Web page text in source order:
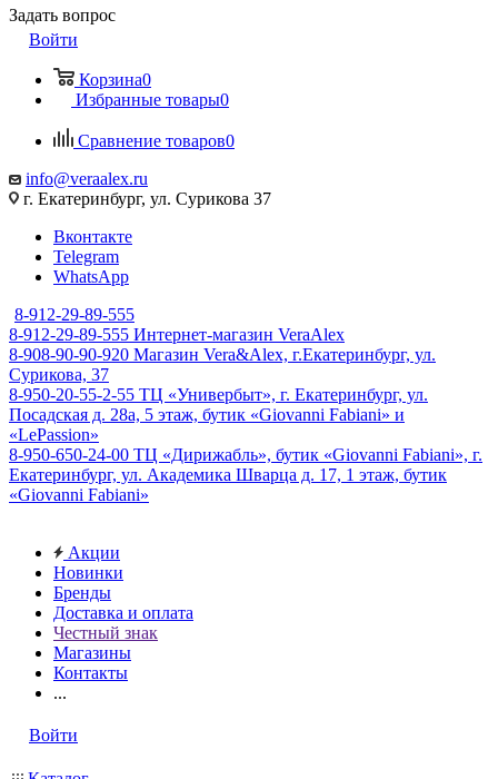
Задать вопрос
Войти
Корзина0
Избранные товары0
Сравнение товаров0
info@veraalex.ru
г. Екатеринбург, ул. Сурикова 37
Вконтакте
Telegram
WhatsApp
8-912-29-89-555
8-912-29-89-555 Интернет-магазин VeraAlex
8-908-90-90-920 Магазин Vera&Alex, г.Екатеринбург, ул.
Сурикова, 37
8-950-20-55-2-55 ТЦ «Универбыт», г. Екатеринбург, ул.
Посадская д. 28а, 5 этаж, бутик «Giovanni Fabiani» и
«LePassion»
8-950-650-24-00 ТЦ «Дирижабль», бутик «Giovanni Fabiani», г.
Екатеринбург, ул. Академика Шварца д. 17, 1 этаж, бутик
«Giovanni Fabiani»
Акции
Новинки
Бренды
Доставка и оплата
Честный знак
Магазины
Контакты
...
Войти